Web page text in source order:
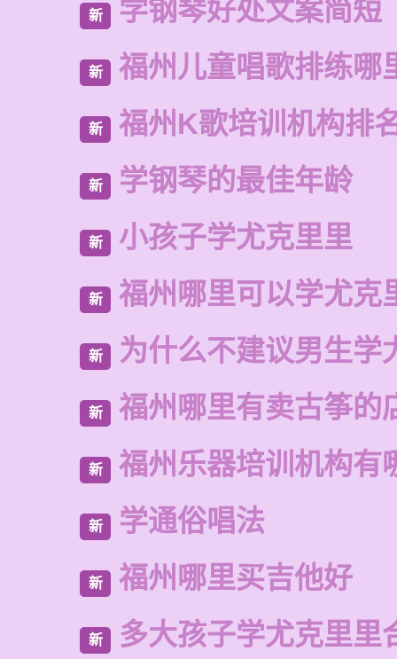
新 学钢琴好处文案简短
新 福州儿童唱歌排练哪
新 福州K歌培训机构排
新 学钢琴的最佳年龄
新 小孩子学尤克里里
新 福州哪里可以学尤克
新 为什么不建议男生学
新 福州哪里有卖古筝的
新 福州乐器培训机构有
新 学通俗唱法
新 福州哪里买吉他好
新 多大孩子学尤克里里